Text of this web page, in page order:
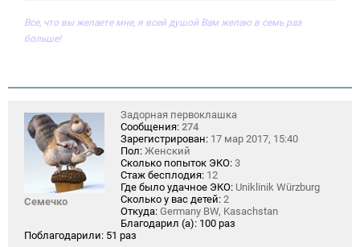
Все, что вы желаете мне, я всей душой Вам желаю в семь раз
больше!
Семечко
Задорная первоклашка
Сообщения: 274
Зарегистрирован: 17 мар 2017, 15:40
Пол: Женский
Сколько попыток ЭКО: 3
Стаж бесплодия: 12
Где было удачное ЭКО: Uniklinik Würzburg
Сколько у вас детей: 2
Откуда: Germany BW, Kasachstan
Благодарил (а): 100 раз
Поблагодарили: 51 раз